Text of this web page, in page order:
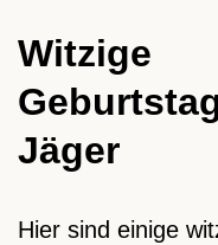
Witzige
Jäger
Hier sind einige